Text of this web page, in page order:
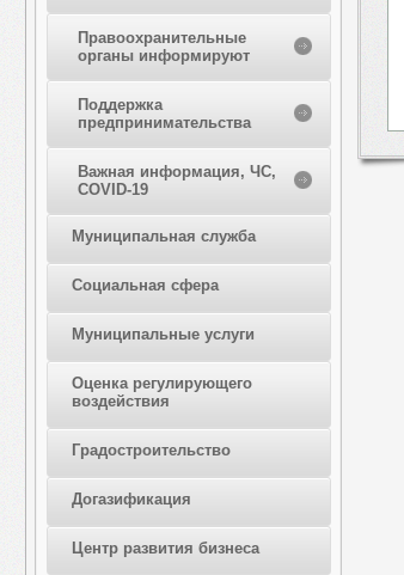
Правоохранительные
органы информируют
Поддержка
предпринимательства
Важная информация, ЧС,
COVID-19
Муниципальная служба
Социальная сфера
Муниципальные услуги
Оценка регулирующего
воздействия
Градостроительство
Догазификация
Центр развития бизнеса